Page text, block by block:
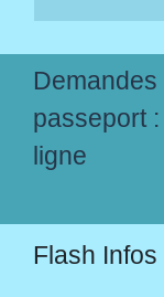
passeport
ligne
Flash Infos